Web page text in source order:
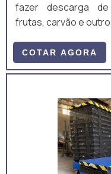
fazer descarga
frutas, carvão e
COTAR AGORA